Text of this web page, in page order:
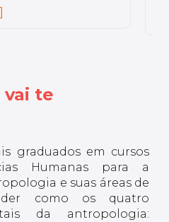
setores, planejamento e
vai te
graduados em cursos
Humanas para a
e suas áreas de
como os quatro
da antropologia: